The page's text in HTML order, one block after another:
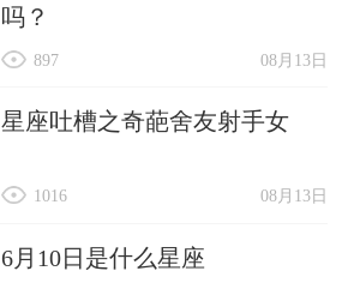
吗？
08月13日
897
星座吐槽之奇葩舍友射手女
08月13日
1016
6月10日是什么星座